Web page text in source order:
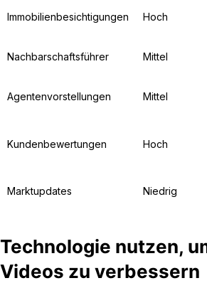
Immobilienbesichtigungen Hoch
Nachbarschaftsführer Mittel
Agentenvorstellungen Mittel
Kundenbewertungen Hoch
Marktupdates Niedrig
Technologie nutzen,
Videos zu verbessern